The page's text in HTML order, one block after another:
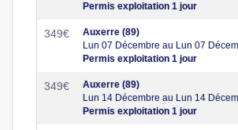
Permis exploitation 1 jour
349€
Auxerre (89)
Lun 07 Décembre au Lun 07
Permis exploitation 1 jour
349€
Auxerre (89)
Lun 14 Décembre au Lun 14
Permis exploitation 1 jour